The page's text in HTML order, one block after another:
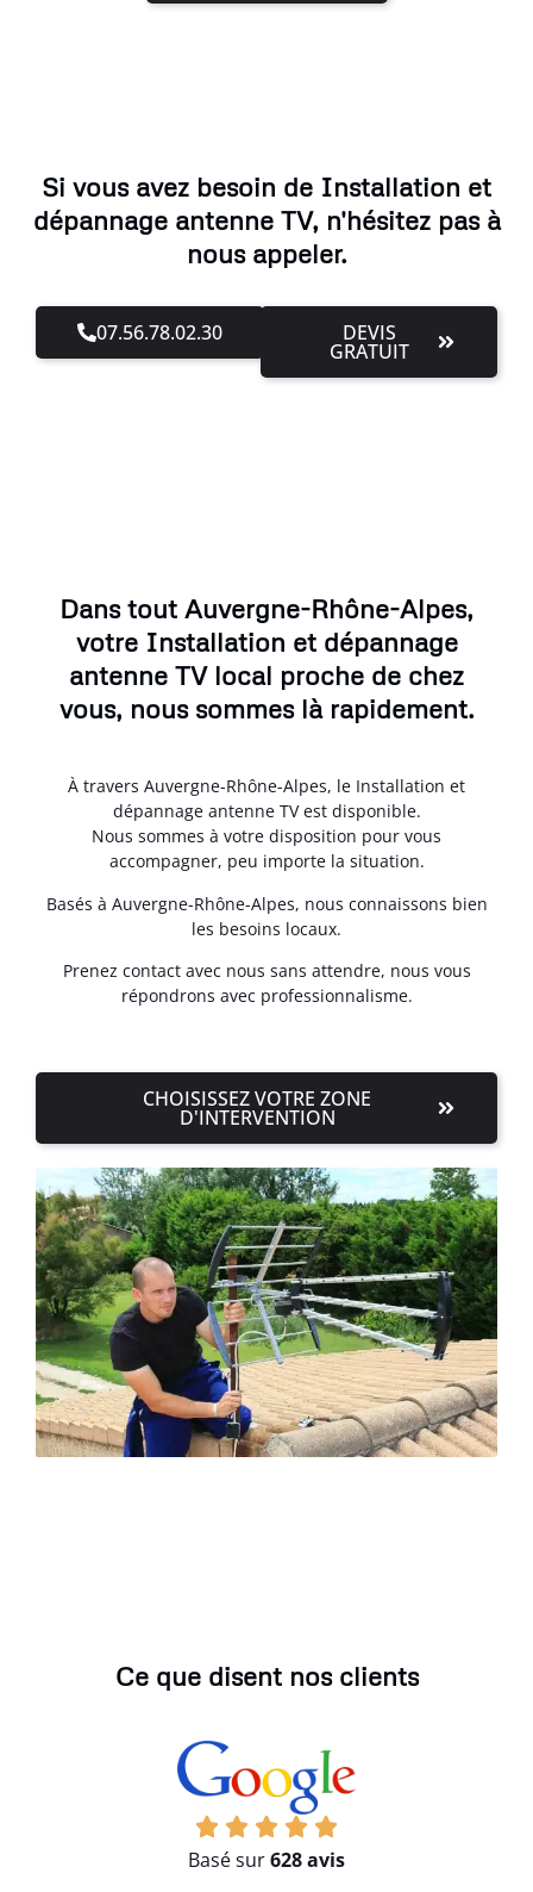
Si vous avez besoin de Installation et
dépannage antenne TV, n'hésitez pas à
nous appeler.
07.56.78.02.30 DEVIS
GRATUIT
Dans tout Auvergne-Rhône-Alpes,
votre Installation et dépannage
antenne TV local proche de chez
vous, nous sommes là rapidement.
À travers Auvergne-Rhône-Alpes, le Installation et
dépannage antenne TV est disponible.
Nous sommes à votre disposition pour vous
accompagner, peu importe la situation.
Basés à Auvergne-Rhône-Alpes, nous connaissons bien
les besoins locaux.
Prenez contact avec nous sans attendre, nous vous
répondrons avec professionnalisme.
CHOISISSEZ VOTRE ZONE
D'INTERVENTION
Ce que disent nos clients
Basé sur628 avis